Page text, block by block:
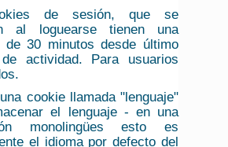
de sesión, que se
al loguearse tienen una
de 30 minutos desde último
actividad. Para usuarios
cookie llamada "lenguaje"
el lenguaje - en una
monolingües esto es
el idioma por defecto del